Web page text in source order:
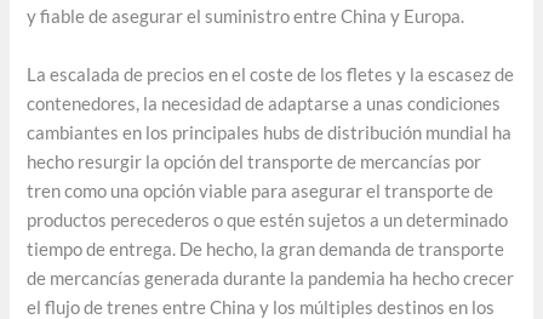
y fiable de asegurar el suministro entre China y Europa.
La escalada de precios en el coste de los fletes y la escasez de
contenedores, la necesidad de adaptarse a unas condiciones
cambiantes en los principales hubs de distribución mundial ha
hecho resurgir la opción del transporte de mercancías por
tren como una opción viable para asegurar el transporte de
productos perecederos o que estén sujetos a un determinado
tiempo de entrega. De hecho, la gran demanda de transporte
de mercancías generada durante la pandemia ha hecho crecer
el flujo de trenes entre China y los múltiples destinos en los